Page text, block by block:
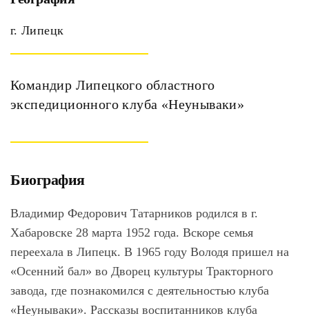
Командир Липецкого областного
экспедиционного клуба «Неунываки»
Биография
Владимир Федорович Татарников родился в г.
Хабаровске 28 марта 1952 года. Вскоре семья
переехала в Липецк. В 1965 году Володя пришел на
«Осенний бал» во Дворец культуры Тракторного
завода, где познакомился с деятельностью клуба
«Неунываки». Рассказы воспитанников клуба
г. Липецк